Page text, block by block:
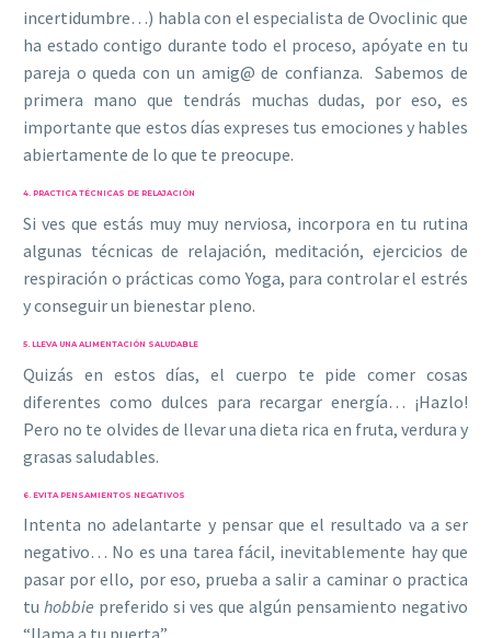
incertidumbre…) habla con el especialista de Ovoclinic que
ha estado contigo durante todo el proceso, apóyate en tu
pareja o queda con un amig@ de confianza. Sabemos de
primera mano que tendrás muchas dudas, por eso, es
importante que estos días expreses tus emociones y hables
abiertamente de lo que te preocupe.
4. PRACTICA TÉCNICAS DE RELAJACIÓN
Si ves que estás muy muy nerviosa, incorpora en tu rutina
algunas técnicas de relajación, meditación, ejercicios de
respiración o prácticas como Yoga, para controlar el estrés
y conseguir un bienestar pleno.
5. LLEVA UNA ALIMENTACIÓN SALUDABLE
Quizás en estos días, el cuerpo te pide comer cosas
diferentes como dulces para recargar energía… ¡Hazlo!
Pero no te olvides de llevar una dieta rica en fruta, verdura y
grasas saludables.
6. EVITA PENSAMIENTOS NEGATIVOS
Intenta no adelantarte y pensar que el resultado va a ser
negativo… No es una tarea fácil, inevitablemente hay que
pasar por ello, por eso, prueba a salir a caminar o practica
tu hobbie preferido si ves que algún pensamiento negativo